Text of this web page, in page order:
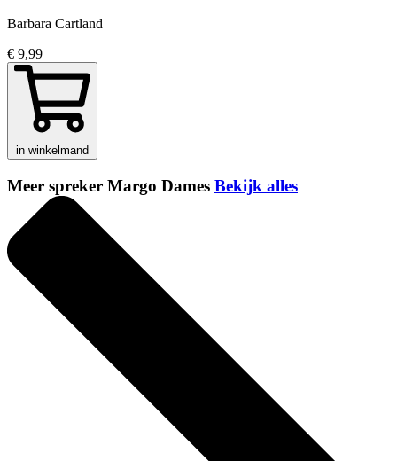
Barbara Cartland
€ 9,99
in winkelmand
Meer spreker Margo Dames Bekijk alles